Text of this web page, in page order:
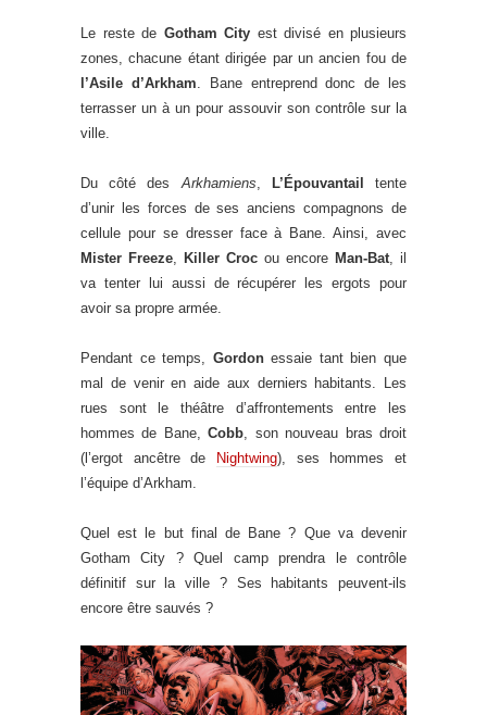
Le reste de Gotham City est divisé en plusieurs
zones, chacune étant dirigée par un ancien fou de
l’Asile d’Arkham. Bane entreprend donc de les
terrasser un à un pour assouvir son contrôle sur la
ville.
Du côté desArkhamiens, L’Épouvantail
tente
d’unir les forces de ses anciens compagnons de
cellule pour se dresser face à Bane. Ainsi, avec
Mister Freeze, Killer Croc ou encore Man-Bat, il
va tenter lui aussi de récupérer les ergots pour
avoir sa propre armée.
Pendant ce temps, Gordonessaie tant bien que
mal de venir en aide aux derniers habitants. Les
rues sont le théâtre d’affrontements entre les
hommes de Bane,Cobb, son nouveau bras droit
(l’ergot ancêtre de
Nightwing), ses hommes et
l’équipe d’Arkham.
Quel est le but final de Bane ? Que va devenir
Gotham City ? Quel camp prendra le contrôle
définitif sur la ville ? Ses habitants peuvent-ils
encore être sauvés ?